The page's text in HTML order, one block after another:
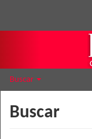
Buscar
Buscar